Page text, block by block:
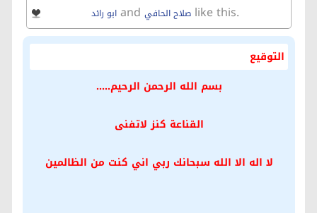
ابو رائد and صلاح الحافي like this.
التوقيع
بسم الله الرحمن الرحيم.....
القناعة كنز لاتفنى
لا اله الا الله سبحانك ربي اني كنت من الظالمين